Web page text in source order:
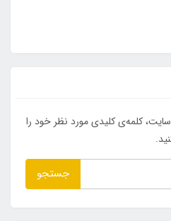
کلمه‌ی کلیدی مورد نظر خود را
جستجو